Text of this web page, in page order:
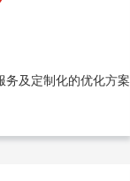
务及定制化的优化方案